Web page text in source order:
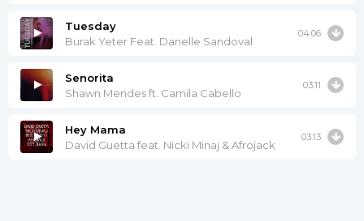
Tuesday
Burak Yeter Feat. Danelle Sandoval
04:06
Senorita
Shawn Mendes ft. Camila Cabello
03:11
Hey Mama
David Guetta feat. Nicki Minaj & Afrojack
03:13